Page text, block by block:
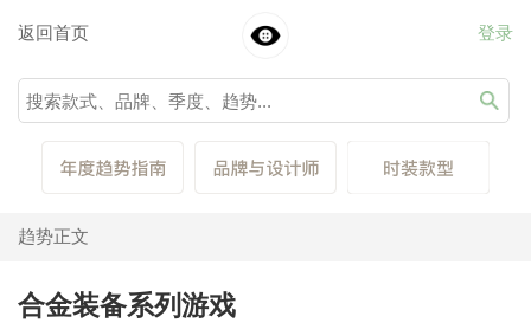
返回首页 登录
趋势正文
合金装备系列游戏